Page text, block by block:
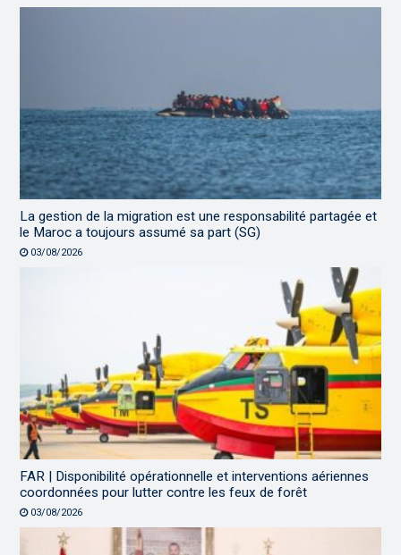
La gestion de la migration est une responsabilité partagée et
le Maroc a toujours assumé sa part (SG)
03/08/2026
FAR | Disponibilité opérationnelle et interventions aériennes
coordonnées pour lutter contre les feux de forêt
03/08/2026